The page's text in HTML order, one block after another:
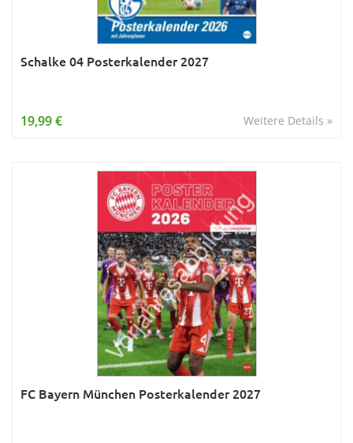
Schalke 04 Posterkalender 2027
Weitere Details »
19,99 €
FC Bayern München Posterkalender 2027